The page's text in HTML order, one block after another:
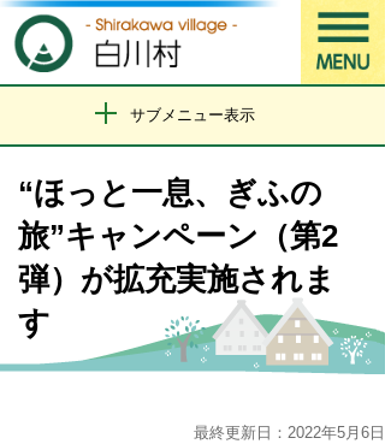
サブメニュー表示
“ほっと一息、ぎふの
旅”キャンペーン（第2
弾）が拡充実施されま
す
最終更新日：2022年5月6日